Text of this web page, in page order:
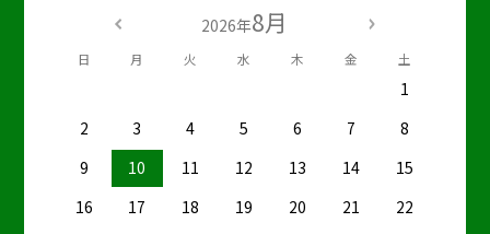
2026年8月
日 月 火 水 木 金 土
1
2
3 4 5 6 7
8
9
10 11 12 13 14
15
16
17 18 19 20 21
22